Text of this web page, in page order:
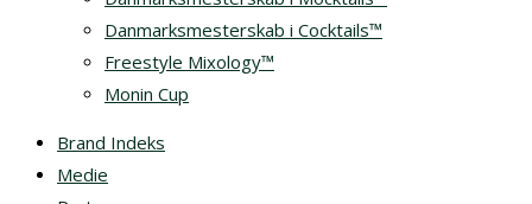
Danmarksmesterskab i Cocktails™
Freestyle Mixology™
Monin Cup
Brand Indeks
Medie